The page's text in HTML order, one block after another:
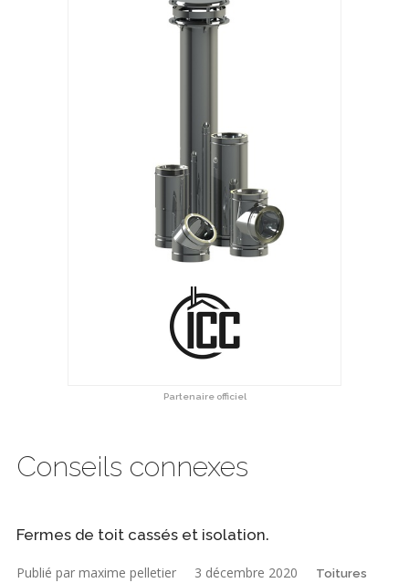
Partenaire officiel
Conseils connexes
Fermes de toit cassés et isolation.
Publié par maxime pelletier 3 décembre 2020 Toitures